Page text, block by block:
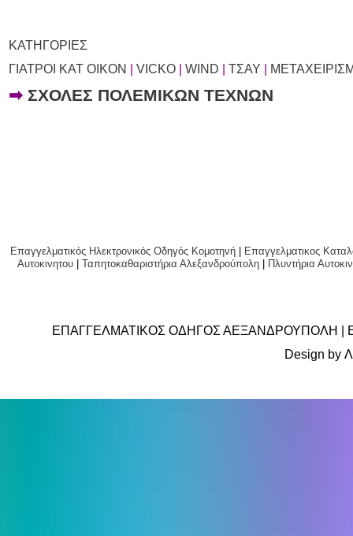
ΚΑΤΗΓΟΡΙΕΣ
ΓΙΑΤΡΟΙ ΚΑΤ ΟΙΚΟΝ
VICKO WIND ΤΣΑΥ
➡ ΣΧΟΛΕΣ ΠΟΛΕΜΙΚΩΝ ΤΕΧΝΩΝ
ΕΠΑΓΓΕΛΜΑΤΙΚΟΣ ΟΔΗΓΟΣ ΑΕΞΑΝΔΡΟΥΠΟΛΗ
Design by
Επαγγελματικός Ηλεκτρονικός Οδηγός Κομοτηνή
Επαγγελματικος
Αυτοκινητου |Ταπητοκαθαριστήρια Αλεξανδρούπολη Πλυντήρια